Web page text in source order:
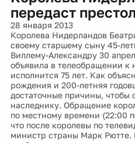
передаст
28 января 2013
Королева Нидерландов
своему старшему сыну 45-
Виллему-Александру 30
объявила в телеобращении к
исполнится 75 лет. Как
рождения и 200-летняя
достаточные причины, чтобы
наследнику. Обращение
по местному времени (22:00
что после королевы по
министр страны Марк